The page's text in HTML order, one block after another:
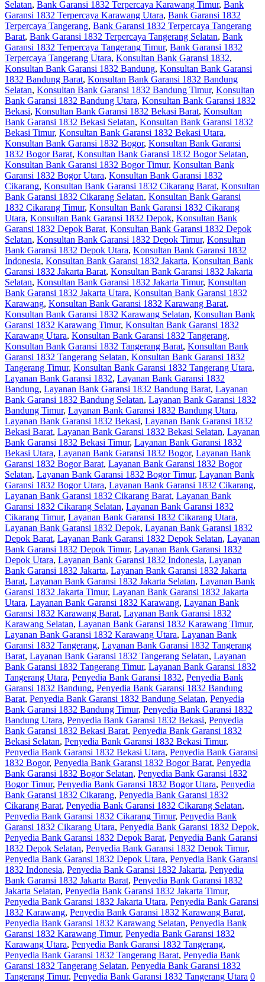
Selatan, Bank Garansi 1832 Terpercaya Karawang Timur, Bank
Garansi 1832 Terpercaya Karawang Utara, Bank Garansi 1832
Terpercaya Tangerang, Bank Garansi 1832 Terpercaya Tangerang
Barat, Bank Garansi 1832 Terpercaya Tangerang Selatan, Bank
Garansi 1832 Terpercaya Tangerang Timur, Bank Garansi 1832
Terpercaya Tangerang Utara, Konsultan Bank Garansi 1832,
Konsultan Bank Garansi 1832 Bandung, Konsultan Bank Garansi
1832 Bandung Barat, Konsultan Bank Garansi 1832 Bandung
Selatan, Konsultan Bank Garansi 1832 Bandung Timur, Konsultan
Bank Garansi 1832 Bandung Utara, Konsultan Bank Garansi 1832
Bekasi, Konsultan Bank Garansi 1832 Bekasi Barat, Konsultan
Bank Garansi 1832 Bekasi Selatan, Konsultan Bank Garansi 1832
Bekasi Timur, Konsultan Bank Garansi 1832 Bekasi Utara,
Konsultan Bank Garansi 1832 Bogor, Konsultan Bank Garansi
1832 Bogor Barat, Konsultan Bank Garansi 1832 Bogor Selatan,
Konsultan Bank Garansi 1832 Bogor Timur, Konsultan Bank
Garansi 1832 Bogor Utara, Konsultan Bank Garansi 1832
Cikarang, Konsultan Bank Garansi 1832 Cikarang Barat, Konsultan
Bank Garansi 1832 Cikarang Selatan, Konsultan Bank Garansi
1832 Cikarang Timur, Konsultan Bank Garansi 1832 Cikarang
Utara, Konsultan Bank Garansi 1832 Depok, Konsultan Bank
Garansi 1832 Depok Barat, Konsultan Bank Garansi 1832 Depok
Selatan, Konsultan Bank Garansi 1832 Depok Timur, Konsultan
Bank Garansi 1832 Depok Utara, Konsultan Bank Garansi 1832
Indonesia, Konsultan Bank Garansi 1832 Jakarta, Konsultan Bank
Garansi 1832 Jakarta Barat, Konsultan Bank Garansi 1832 Jakarta
Selatan, Konsultan Bank Garansi 1832 Jakarta Timur, Konsultan
Bank Garansi 1832 Jakarta Utara, Konsultan Bank Garansi 1832
Karawang, Konsultan Bank Garansi 1832 Karawang Barat,
Konsultan Bank Garansi 1832 Karawang Selatan, Konsultan Bank
Garansi 1832 Karawang Timur, Konsultan Bank Garansi 1832
Karawang Utara, Konsultan Bank Garansi 1832 Tangerang,
Konsultan Bank Garansi 1832 Tangerang Barat, Konsultan Bank
Garansi 1832 Tangerang Selatan, Konsultan Bank Garansi 1832
Tangerang Timur, Konsultan Bank Garansi 1832 Tangerang Utara,
Layanan Bank Garansi 1832, Layanan Bank Garansi 1832
Bandung, Layanan Bank Garansi 1832 Bandung Barat, Layanan
Bank Garansi 1832 Bandung Selatan, Layanan Bank Garansi 1832
Bandung Timur, Layanan Bank Garansi 1832 Bandung Utara,
Layanan Bank Garansi 1832 Bekasi, Layanan Bank Garansi 1832
Bekasi Barat, Layanan Bank Garansi 1832 Bekasi Selatan, Layanan
Bank Garansi 1832 Bekasi Timur, Layanan Bank Garansi 1832
Bekasi Utara, Layanan Bank Garansi 1832 Bogor, Layanan Bank
Garansi 1832 Bogor Barat, Layanan Bank Garansi 1832 Bogor
Selatan, Layanan Bank Garansi 1832 Bogor Timur, Layanan Bank
Garansi 1832 Bogor Utara, Layanan Bank Garansi 1832 Cikarang,
Layanan Bank Garansi 1832 Cikarang Barat, Layanan Bank
Garansi 1832 Cikarang Selatan, Layanan Bank Garansi 1832
Cikarang Timur, Layanan Bank Garansi 1832 Cikarang Utara,
Layanan Bank Garansi 1832 Depok, Layanan Bank Garansi 1832
Depok Barat, Layanan Bank Garansi 1832 Depok Selatan, Layanan
Bank Garansi 1832 Depok Timur, Layanan Bank Garansi 1832
Depok Utara, Layanan Bank Garansi 1832 Indonesia, Layanan
Bank Garansi 1832 Jakarta, Layanan Bank Garansi 1832 Jakarta
Barat, Layanan Bank Garansi 1832 Jakarta Selatan, Layanan Bank
Garansi 1832 Jakarta Timur, Layanan Bank Garansi 1832 Jakarta
Utara, Layanan Bank Garansi 1832 Karawang, Layanan Bank
Garansi 1832 Karawang Barat, Layanan Bank Garansi 1832
Karawang Selatan, Layanan Bank Garansi 1832 Karawang Timur,
Layanan Bank Garansi 1832 Karawang Utara, Layanan Bank
Garansi 1832 Tangerang, Layanan Bank Garansi 1832 Tangerang
Barat, Layanan Bank Garansi 1832 Tangerang Selatan, Layanan
Bank Garansi 1832 Tangerang Timur, Layanan Bank Garansi 1832
Tangerang Utara, Penyedia Bank Garansi 1832, Penyedia Bank
Garansi 1832 Bandung, Penyedia Bank Garansi 1832 Bandung
Barat, Penyedia Bank Garansi 1832 Bandung Selatan, Penyedia
Bank Garansi 1832 Bandung Timur, Penyedia Bank Garansi 1832
Bandung Utara, Penyedia Bank Garansi 1832 Bekasi, Penyedia
Bank Garansi 1832 Bekasi Barat, Penyedia Bank Garansi 1832
Bekasi Selatan, Penyedia Bank Garansi 1832 Bekasi Timur,
Penyedia Bank Garansi 1832 Bekasi Utara, Penyedia Bank Garansi
1832 Bogor, Penyedia Bank Garansi 1832 Bogor Barat, Penyedia
Bank Garansi 1832 Bogor Selatan, Penyedia Bank Garansi 1832
Bogor Timur, Penyedia Bank Garansi 1832 Bogor Utara, Penyedia
Bank Garansi 1832 Cikarang, Penyedia Bank Garansi 1832
Cikarang Barat, Penyedia Bank Garansi 1832 Cikarang Selatan,
Penyedia Bank Garansi 1832 Cikarang Timur, Penyedia Bank
Garansi 1832 Cikarang Utara, Penyedia Bank Garansi 1832 Depok,
Penyedia Bank Garansi 1832 Depok Barat, Penyedia Bank Garansi
1832 Depok Selatan, Penyedia Bank Garansi 1832 Depok Timur,
Penyedia Bank Garansi 1832 Depok Utara, Penyedia Bank Garansi
1832 Indonesia, Penyedia Bank Garansi 1832 Jakarta, Penyedia
Bank Garansi 1832 Jakarta Barat, Penyedia Bank Garansi 1832
Jakarta Selatan, Penyedia Bank Garansi 1832 Jakarta Timur,
Penyedia Bank Garansi 1832 Jakarta Utara, Penyedia Bank Garansi
1832 Karawang, Penyedia Bank Garansi 1832 Karawang Barat,
Penyedia Bank Garansi 1832 Karawang Selatan, Penyedia Bank
Garansi 1832 Karawang Timur, Penyedia Bank Garansi 1832
Karawang Utara, Penyedia Bank Garansi 1832 Tangerang,
Penyedia Bank Garansi 1832 Tangerang Barat, Penyedia Bank
Garansi 1832 Tangerang Selatan, Penyedia Bank Garansi 1832
Tangerang Timur, Penyedia Bank Garansi 1832 Tangerang Utara 0